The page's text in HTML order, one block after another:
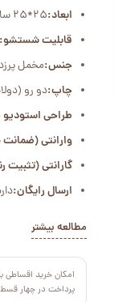
ابعاد:25*25 سانتیمتر
قابلیت
جنس:مخمل
چاپ:دو رو
طراحی استودیو
وارانتی
گارانتی
ارسال رایگان:
مطالعه بیشتر
امکان خرید اقساطی
پرداخت در چهار قسط